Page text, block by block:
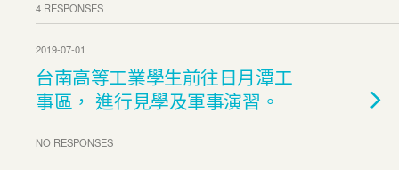
4 RESPONSES
2019-07-01
台南高等工業學生前往日月潭工
事區， 進行見學及軍事演習。
NO RESPONSES